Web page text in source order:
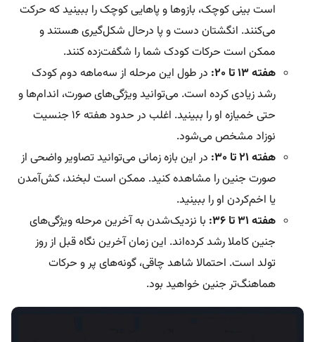
است بینی کوچک، بازوها و پاهایی کوچک را ببینید که حرکت
می‌کنند. انگشتان دست و پا درحال شکل‌گیری هستند و
ممکن است حرکات کودک شما را شگفت‌زده کنند.
هفته ۱۳
تا ۲۰:
در طول این مرحله از سه‌ماهه دوم کودک
رشد زیادی کرده است. می‌توانید ویژگی‌های صورت، اندام‌ها و
حتی خمیازه او را ببینید. اغلب در حدود هفته ۱۶ جنسیت
نوزاد مشخص می‌شود.
هفته ۲۱
تا ۳۰:
در این بازه زمانی می‌توانید تصاویر واضحی از
صورت جنین را مشاهده کنید. ممکن است لبخند، کش‌آمدن
یا اخم‌کردن او را ببینید.
هفته ۳۱
تا ۳۶:
با نزدیک‌شدن به آخرین مرحله ویژگی‌های
جنین کاملا رشد کرده‌اند. این زمان آخرین نگاه قبل از روز
تولد است. احتمالا شاهد چاقی، گونه‌های پر و حرکات
هماهنگ‌تر جنین خواهید بود.